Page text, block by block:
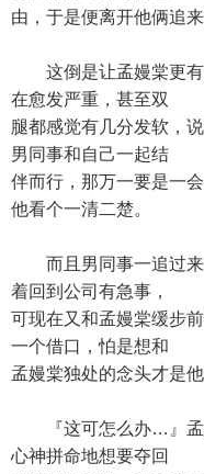
由，于是便离开他俩追来
这倒是让孟嫚棠更有
在愈发严重，甚至双
腿都感觉有几分发软，
男同事和自己一起结
伴而行，那万一要是一
他看个一清二楚。
而且男同事一追过来
着回到公司有急事，
可现在又和孟嫚棠缓步
一个借口，怕是想和
孟嫚棠独处的念头才是他
『这可怎么办…』孟
心神拼命地想要夺回